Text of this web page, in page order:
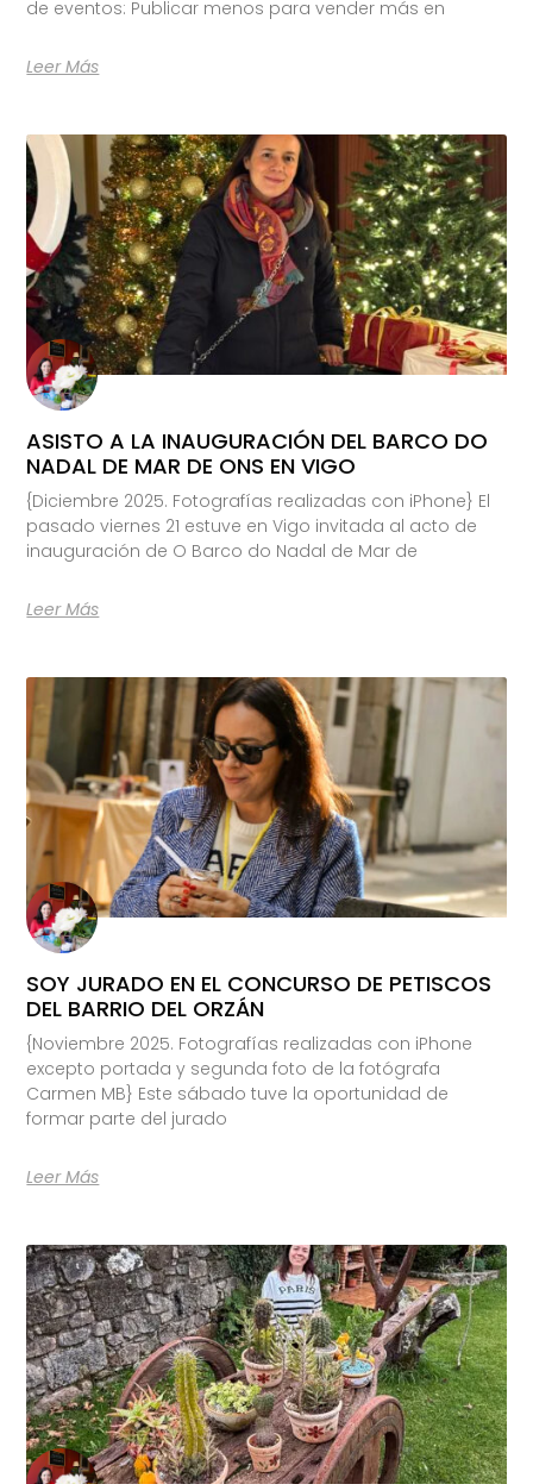
de eventos: Publicar menos para vender más en
Leer Más
ASISTO A LA INAUGURACIÓN DEL BARCO DO
NADAL DE MAR DE ONS EN VIGO
{Diciembre 2025. Fotografías realizadas con iPhone} El
pasado viernes 21 estuve en Vigo invitada al acto de
inauguración de O Barco do Nadal de Mar de
Leer Más
SOY JURADO EN EL CONCURSO DE PETISCOS
DEL BARRIO DEL ORZÁN
{Noviembre 2025. Fotografías realizadas con iPhone
excepto portada y segunda foto de la fotógrafa
Carmen MB} Este sábado tuve la oportunidad de
formar parte del jurado
Leer Más